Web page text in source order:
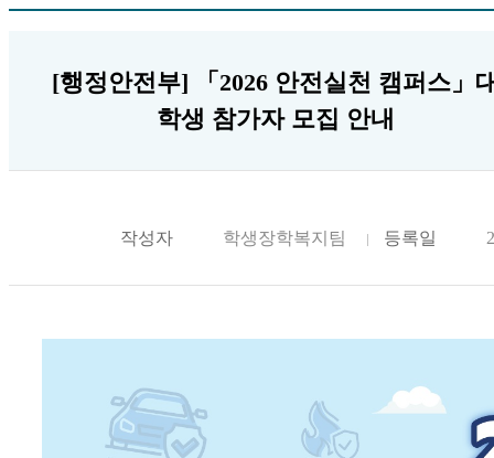
[행정안전부] 「2026 안전실천 캠퍼스」
학생 참가자 모집 안내
작성자 학생장학복지팀 등록일